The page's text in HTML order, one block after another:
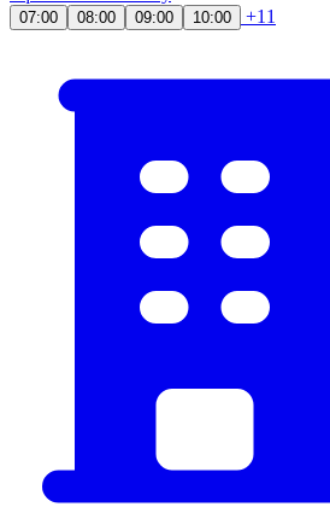
07:00 08:00 09:00 10:00 +11